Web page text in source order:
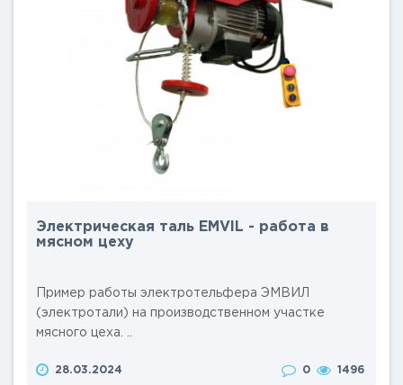
Электрическая таль EMVIL - работа в
мясном цеху
Пример работы электротельфера ЭМВИЛ
(электротали) на производственном участке
мясного цеха. ..
28.03.2024 0 1496